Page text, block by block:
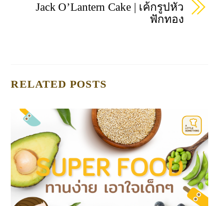
Jack O’Lantern Cake | เค้กรูปหัว
ฟักทอง
RELATED POSTS